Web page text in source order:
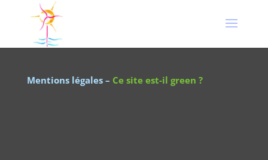
Mentions légales– Ce site est-il green ?